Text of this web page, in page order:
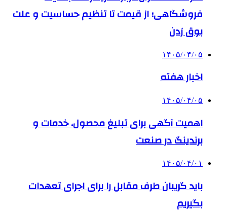
فروشگاهی؛ از قیمت تا تنظیم حساسیت و علت
بوق زدن
۱۴۰۵/۰۴/۰۵
اخبار هفته
۱۴۰۵/۰۴/۰۵
اهمیت آگهی برای تبلیغ محصول، خدمات و
برندینگ در صنعت
۱۴۰۵/۰۴/۰۱
باید گریبان طرف مقابل را برای اجرای تعهدات
بگیریم